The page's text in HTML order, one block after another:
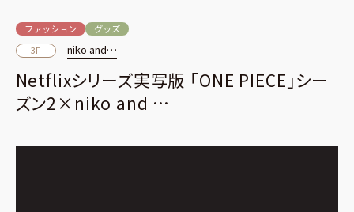
ファッション
グッズ
3F
niko and…
Netflixシリーズ実写版 「ONE PIECE」シー
ズン2×niko and …